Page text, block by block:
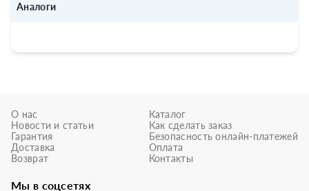
Аналоги
О нас
Новости и статьи
Гарантия
Доставка
Возврат
Каталог
Как сделать заказ
Безопасность онлайн-платежей
Оплата
Контакты
Мы в соцсетях